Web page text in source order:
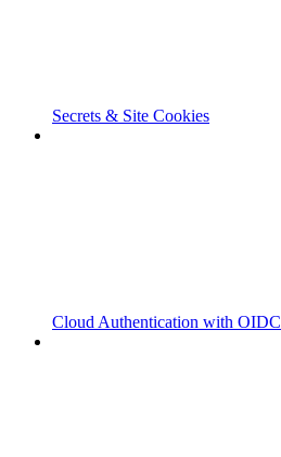
Secrets & Site Cookies
Cloud Authentication with OIDC